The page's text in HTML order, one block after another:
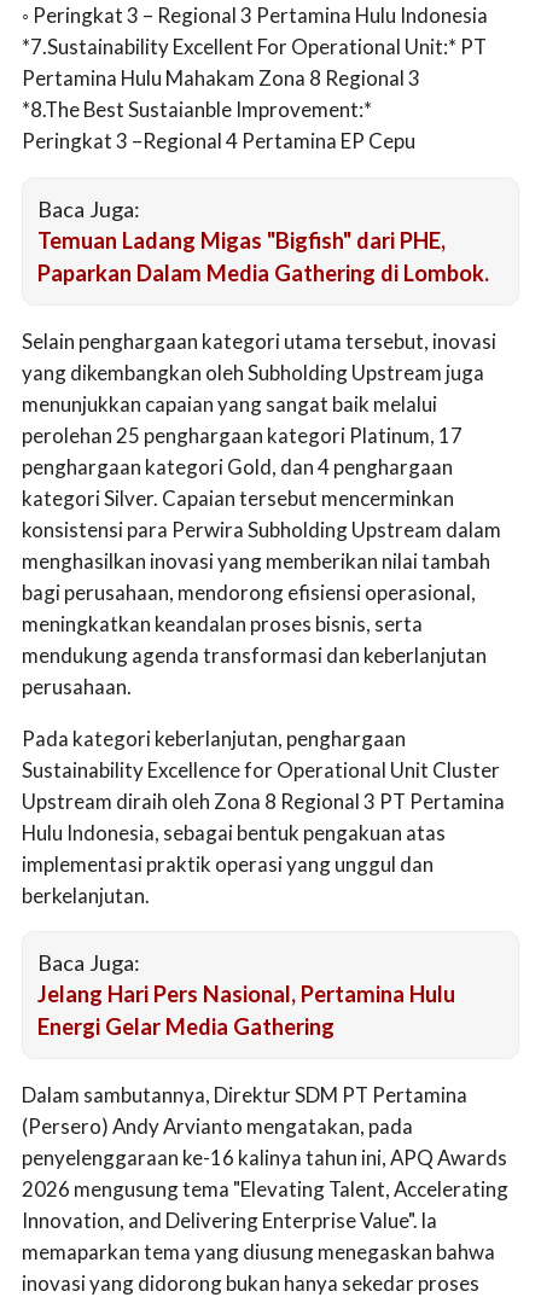
◦ Peringkat 3 – Regional 3 Pertamina Hulu Indonesia
*7.Sustainability Excellent For Operational Unit:* PT
Pertamina Hulu Mahakam Zona 8 Regional 3
*8.The Best Sustaianble Improvement:*
Peringkat 3 –Regional 4 Pertamina EP Cepu
Baca Juga:
Temuan Ladang Migas "Bigfish" dari PHE,
Paparkan Dalam Media Gathering di Lombok.
Selain penghargaan kategori utama tersebut, inovasi
yang dikembangkan oleh Subholding Upstream juga
menunjukkan capaian yang sangat baik melalui
perolehan 25 penghargaan kategori Platinum, 17
penghargaan kategori Gold, dan 4 penghargaan
kategori Silver. Capaian tersebut mencerminkan
konsistensi para Perwira Subholding Upstream dalam
menghasilkan inovasi yang memberikan nilai tambah
bagi perusahaan, mendorong efisiensi operasional,
meningkatkan keandalan proses bisnis, serta
mendukung agenda transformasi dan keberlanjutan
perusahaan.
Pada kategori keberlanjutan, penghargaan
Sustainability Excellence for Operational Unit Cluster
Upstream diraih oleh Zona 8 Regional 3 PT Pertamina
Hulu Indonesia, sebagai bentuk pengakuan atas
implementasi praktik operasi yang unggul dan
berkelanjutan.
Baca Juga:
Jelang Hari Pers Nasional, Pertamina Hulu
Energi Gelar Media Gathering
Dalam sambutannya, Direktur SDM PT Pertamina
(Persero) Andy Arvianto mengatakan, pada
penyelenggaraan ke-16 kalinya tahun ini, APQ Awards
2026 mengusung tema "Elevating Talent, Accelerating
Innovation, and Delivering Enterprise Value". la
memaparkan tema yang diusung menegaskan bahwa
inovasi yang didorong bukan hanya sekedar proses